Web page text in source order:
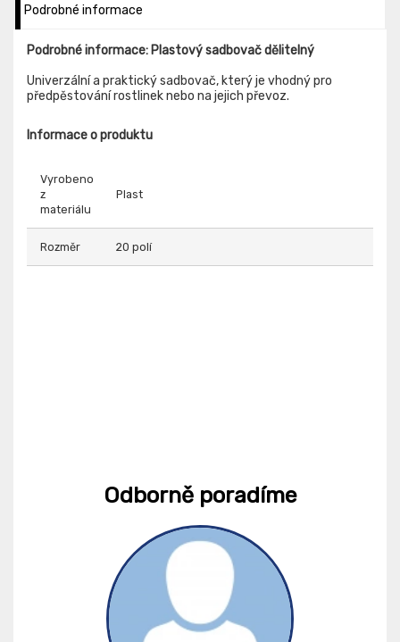
Podrobné informace
Podrobné informace: Plastový sadbovač dělitelný
Univerzální a praktický sadbovač, který je vhodný pro
předpěstování rostlinek nebo na jejich převoz.
Informace o produktu
Vyrobeno
z
materiálu
Plast
Rozměr 20 polí
Odborně poradíme